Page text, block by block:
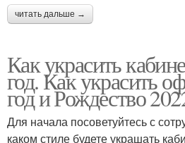
читать дальше →
Как украсить
год. Как украсить
год и Рождество
Для начала посоветуйтесь с
каком стиле будете украшать